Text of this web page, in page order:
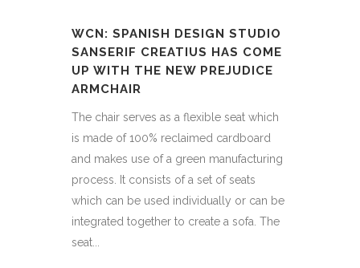
WCN: SPANISH DESIGN STUDIO
SANSERIF CREATIUS HAS COME
UP WITH THE NEW PREJUDICE
ARMCHAIR
The chair serves as a flexible seat which
is made of 100% reclaimed cardboard
and makes use of a green manufacturing
process. It consists of a set of seats
which can be used individually or can be
integrated together to create a sofa. The
seat...